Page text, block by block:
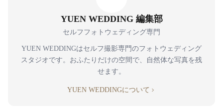
YUEN WEDDING 編集部
セルフフォトウェディング専門
YUEN WEDDINGはセルフ撮影専門のフォトウェディング
スタジオです。おふたりだけの空間で、自然体な写真を残
せます。
YUEN WEDDINGについて